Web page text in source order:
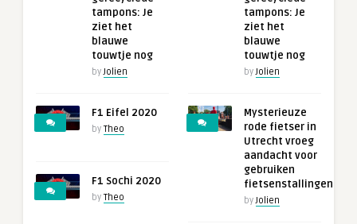
tampons: Je
ziet het
blauwe
touwtje nog
byJolien
F1 Eifel 2020
by Theo
F1 Sochi 2020
by Theo
tampons: Je
ziet het
blauwe
touwtje nog
byJolien
Mysterieuze
rode fietser in
Utrecht vroeg
aandacht voor
gebruiken
fietsenstallingen
byJolien